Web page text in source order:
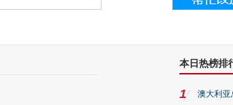
本日热榜排
1 澳大利亚